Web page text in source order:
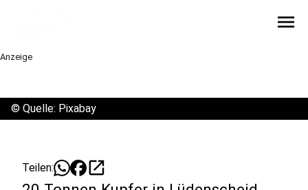
menu
Anzeige
© Quelle: Pixabay
Teilen: open_in_new